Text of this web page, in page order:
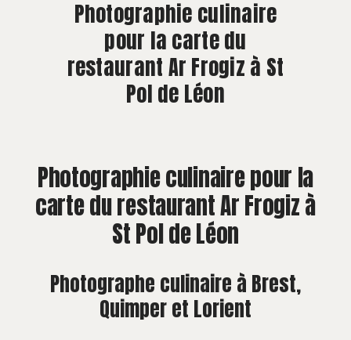
CONTACT
Photographie culinaire
pour la carte du
restaurant Ar Frogiz à St
Pol de Léon
Photographie culinaire pour la
carte du restaurant Ar Frogiz à
St Pol de Léon
Photographe culinaire à Brest,
Quimper et Lorient